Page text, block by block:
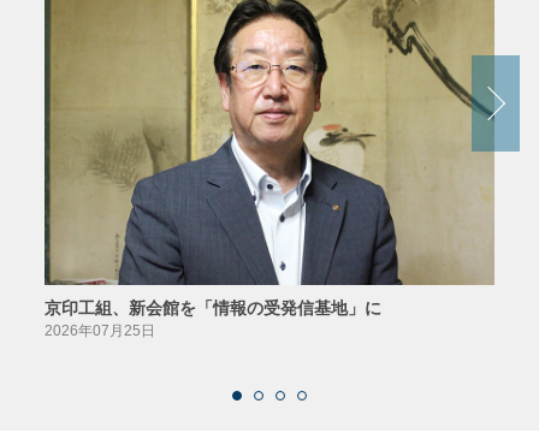
京印工組、新会館を「情報の受発信基地」に
2026年07月25日